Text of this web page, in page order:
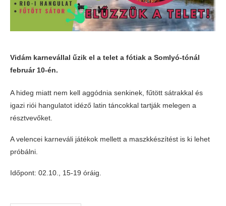
Vidám karnevállal űzik el a telet a fótiak a Somlyó-tónál
február 10-én.
A hideg miatt nem kell aggódnia senkinek, fűtött sátrakkal és
igazi riói hangulatot idéző latin táncokkal tartják melegen a
résztvevőket.
A velencei karneváli játékok mellett a maszkkészítést is ki lehet
próbálni.
Időpont: 02.10., 15-19 óráig.